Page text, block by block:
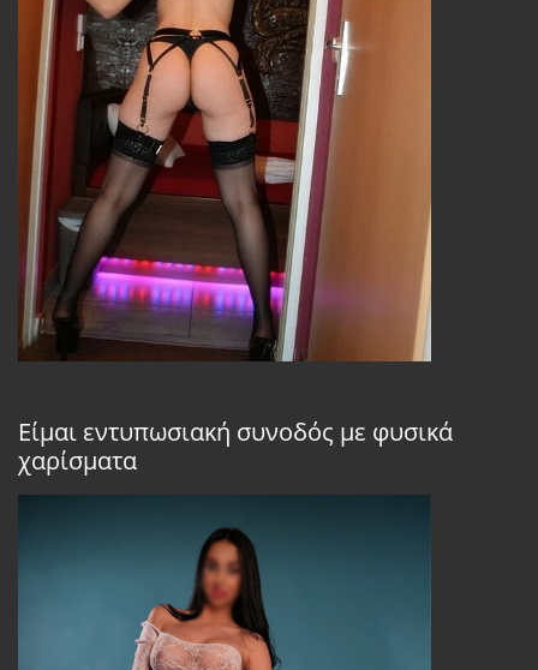
Είμαι εντυπωσιακή συνοδός με φυσικά
χαρίσματα